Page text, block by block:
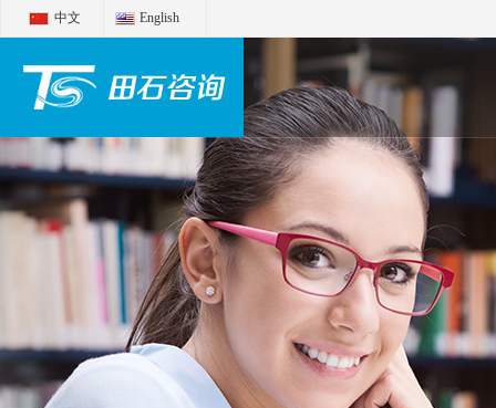
中文 English